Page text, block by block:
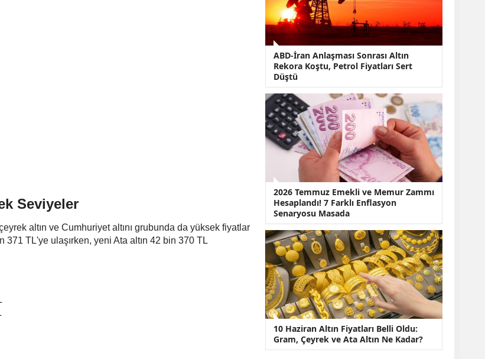
Seviyeler
altın ve Cumhuriyet altını grubunda da yüksek fiyatlar
371 TL'ye ulaşırken, yeni Ata altın 42 bin 370 TL
ABD-İran Anlaşması Sonrası Altın
Rekora Koştu, Petrol Fiyatları Sert
Düştü
2026 Temmuz Emekli ve Memur Zammı
Hesaplandı! 7 Farklı Enflasyon
Senaryosu Masada
10 Haziran Altın Fiyatları Belli Oldu:
Gram, Çeyrek ve Ata Altın Ne Kadar?